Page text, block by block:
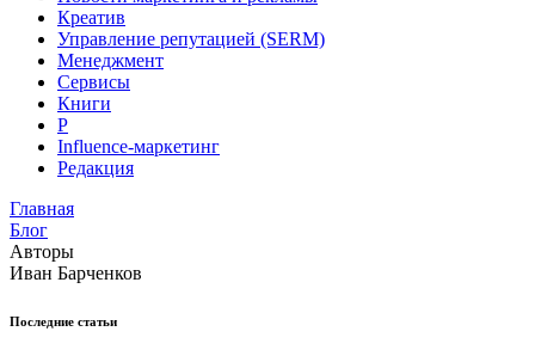
Креатив
Управление репутацией (SERM)
Менеджмент
Сервисы
Книги
Р
Influence-маркетинг
Редакция
Главная
Блог
Авторы
Иван Барченков
Последние статьи